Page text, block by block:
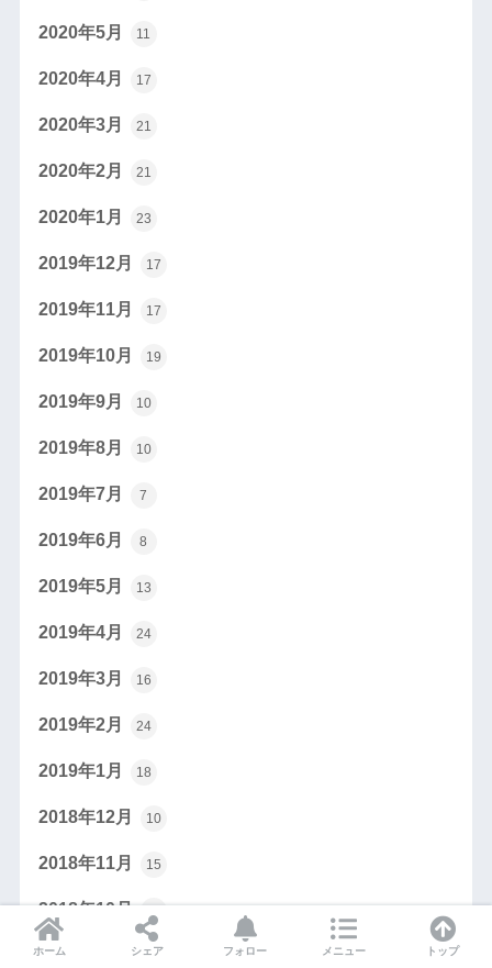
2020年5月 11
2020年4月 17
2020年3月 21
2020年2月 21
2020年1月 23
2019年12月 17
2019年11月 17
2019年10月 19
2019年9月 10
2019年8月 10
2019年7月 7
2019年6月 8
2019年5月 13
2019年4月 24
2019年3月 16
2019年2月 24
2019年1月 18
2018年12月 10
2018年11月 15
2018年10月 27
2018年9月 14
ホーム シェア フォロー メニュー トップ